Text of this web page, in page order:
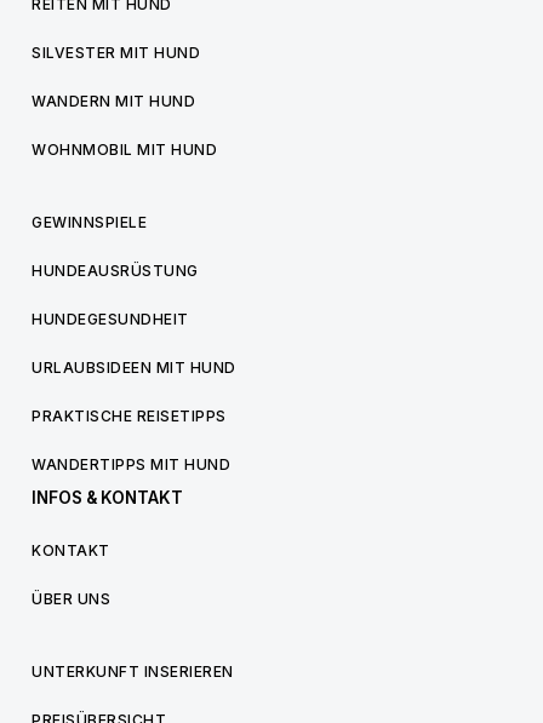
REITEN MIT HUND
SILVESTER MIT HUND
WANDERN MIT HUND
WOHNMOBIL MIT HUND
GEWINNSPIELE
HUNDEAUSRÜSTUNG
HUNDEGESUNDHEIT
URLAUBSIDEEN MIT HUND
PRAKTISCHE REISETIPPS
WANDERTIPPS MIT HUND
INFOS & KONTAKT
KONTAKT
ÜBER UNS
UNTERKUNFT INSERIEREN